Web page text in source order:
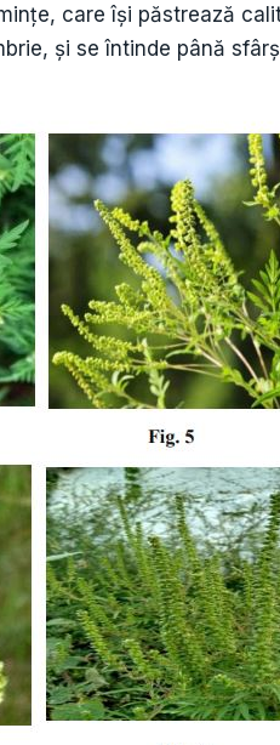
care își păstrează
şi se întinde până